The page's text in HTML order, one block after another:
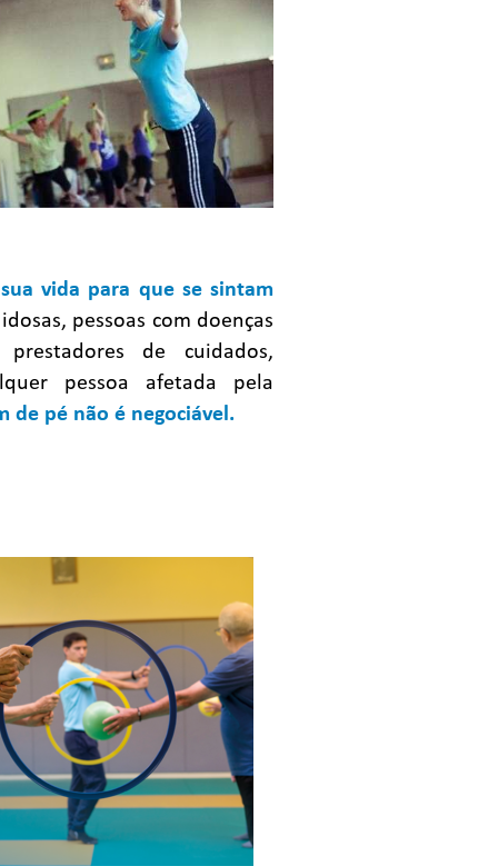
vida para que se sintam
pessoas com doenças
prestadores de cuidados,
pessoa afetada pela
de pé não é negociável.